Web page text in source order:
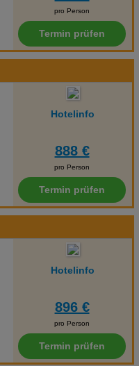
pro Person
Termin prüfen
Hotelinfo
888 €
pro Person
Termin prüfen
Hotelinfo
896 €
pro Person
Termin prüfen